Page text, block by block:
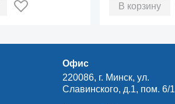
В корзину
Офис
220086, г. Минск, ул.
Славинского, д.1, пом. 6/1